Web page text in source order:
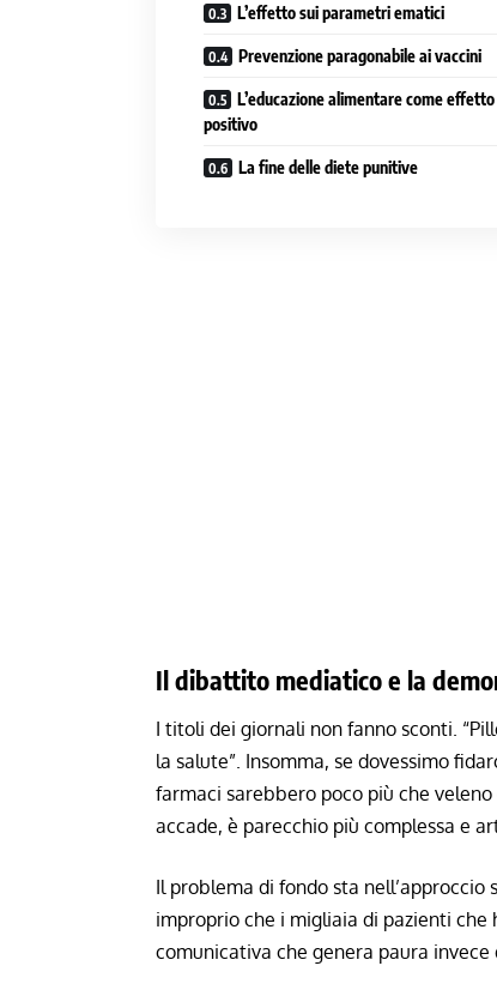
L’effetto sui parametri ematici
Prevenzione paragonabile ai vaccini
L’educazione alimentare come
positivo
La fine delle diete punitive
Il dibattito mediatico e la
I titoli dei giornali non fanno sconti.
la salute”. Insomma, se dovessimo
farmaci sarebbero poco più che
accade, è parecchio più complessa e
Il problema di fondo sta nell’approccio
improprio che i migliaia di pazienti
comunicativa che genera paura invece